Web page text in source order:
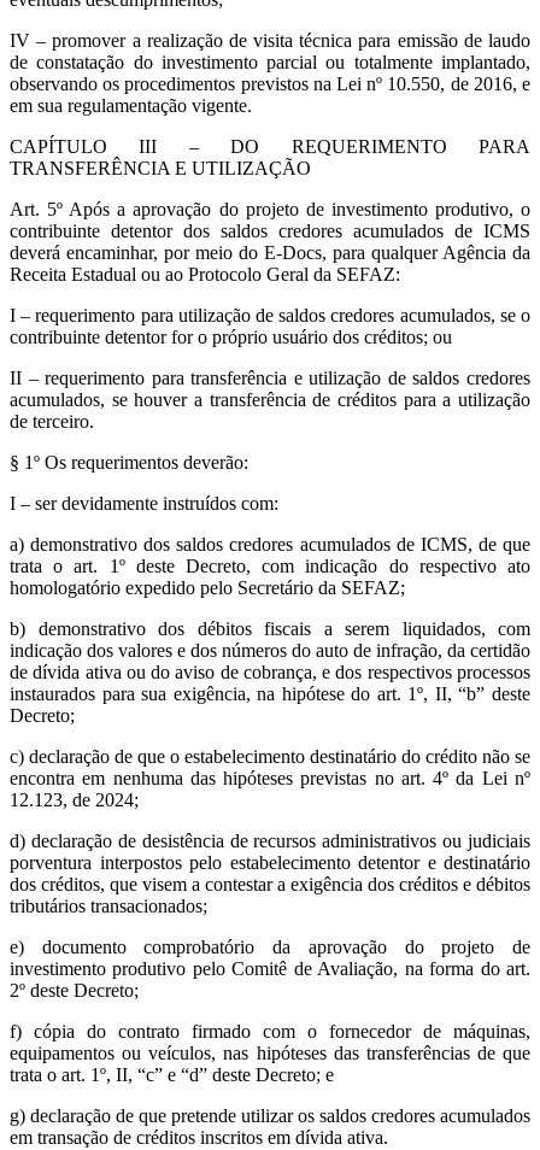
IV – promover a realização de visita técnica para emissão de laudo
de constatação do investimento parcial ou totalmente implantado,
observando os procedimentos previstos na Lei nº 10.550, de 2016, e
em sua regulamentação vigente.
CAPÍTULO III – DO REQUERIMENTO PARA
TRANSFERÊNCIA E UTILIZAÇÃO
Art. 5º Após a aprovação do projeto de investimento produtivo, o
contribuinte detentor dos saldos credores acumulados de ICMS
deverá encaminhar, por meio do E-Docs, para qualquer Agência da
Receita Estadual ou ao Protocolo Geral da SEFAZ:
I – requerimento para utilização de saldos credores acumulados, se o
contribuinte detentor for o próprio usuário dos créditos; ou
II – requerimento para transferência e utilização de saldos credores
acumulados, se houver a transferência de créditos para a utilização
de terceiro.
§ 1º Os requerimentos deverão:
I – ser devidamente instruídos com:
a) demonstrativo dos saldos credores acumulados de ICMS, de que
trata o art. 1º deste Decreto, com indicação do respectivo ato
homologatório expedido pelo Secretário da SEFAZ;
b) demonstrativo dos débitos fiscais a serem liquidados, com
indicação dos valores e dos números do auto de infração, da certidão
de dívida ativa ou do aviso de cobrança, e dos respectivos processos
instaurados para sua exigência, na hipótese do art. 1º, II, “b” deste
Decreto;
c) declaração de que o estabelecimento destinatário do crédito não se
encontra em nenhuma das hipóteses previstas no art. 4º da Lei nº
12.123, de 2024;
d) declaração de desistência de recursos administrativos ou judiciais
porventura interpostos pelo estabelecimento detentor e destinatário
dos créditos, que visem a contestar a exigência dos créditos e débitos
tributários transacionados;
e) documento comprobatório da aprovação do projeto de
investimento produtivo pelo Comitê de Avaliação, na forma do art.
2º deste Decreto;
f) cópia do contrato firmado com o fornecedor de máquinas,
equipamentos ou veículos, nas hipóteses das transferências de que
trata o art. 1º, II, “c” e “d” deste Decreto; e
g) declaração de que pretende utilizar os saldos credores acumulados
em transação de créditos inscritos em dívida ativa.